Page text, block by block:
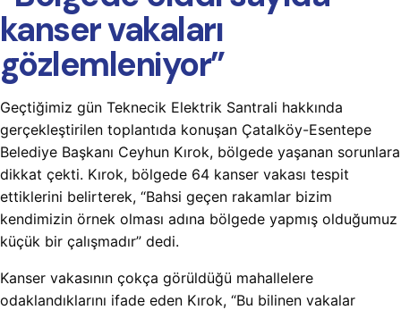
kanser vakaları
gözlemleniyor”
Geçtiğimiz gün Teknecik Elektrik Santrali hakkında
gerçekleştirilen toplantıda konuşan Çatalköy-Esentepe
Belediye Başkanı Ceyhun Kırok, bölgede yaşanan sorunlara
dikkat çekti. Kırok, bölgede 64 kanser vakası tespit
ettiklerini belirterek, “Bahsi geçen rakamlar bizim
kendimizin örnek olması adına bölgede yapmış olduğumuz
küçük bir çalışmadır” dedi.
Kanser vakasının çokça görüldüğü mahallelere
odaklandıklarını ifade eden Kırok, “Bu bilinen vakalar